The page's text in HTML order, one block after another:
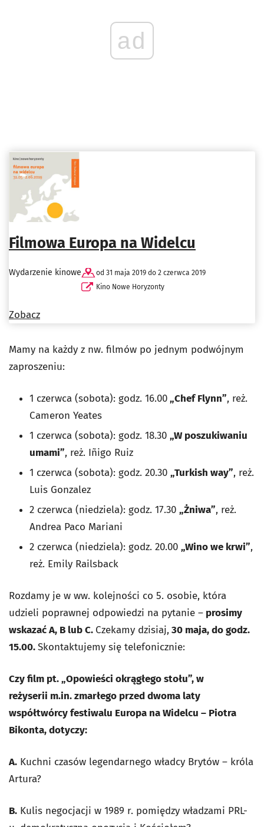
ad
Filmowa Europa na Widelcu
Wydarzenie kinowe
od 31 maja 2019 do 2 czerwca 2019
Kino Nowe Horyzonty
Zobacz
Mamy na każdy z nw. filmów po jednym podwójnym
zaproszeniu:
1 czerwca (sobota): godz. 16.00„Chef Flynn”, reż.
Cameron Yeates
1 czerwca (sobota): godz. 18.30 „W poszukiwaniu
umami”, reż. Iñigo Ruiz
1 czerwca (sobota): godz. 20.30 „Turkish way”, reż.
Luis Gonzalez
2 czerwca (niedziela): godz. 17.30 „Żniwa”, reż.
Andrea Paco Mariani
2 czerwca (niedziela): godz. 20.00 „Wino we krwi”,
reż. Emily Railsback
Rozdamy je w ww. kolejności co 5. osobie, która
udzieli poprawnej odpowiedzi na pytanie – prosimy
wskazać A, B lub C. Czekamy dzisiaj,30 maja, do godz.
15.00.Skontaktujemy się telefonicznie:
Czy film pt. „Opowieści okrągłego stołu”, w
reżyserii m.in.zmarłego przed dwoma laty
współtwórcy festiwalu Europa na Widelcu – Piotra
Bikonta, dotyczy:
A. Kuchni czasów legendarnego władcy Brytów – króla
Artura?
B. Kulis negocjacji w 1989 r. pomiędzy władzami PRL-